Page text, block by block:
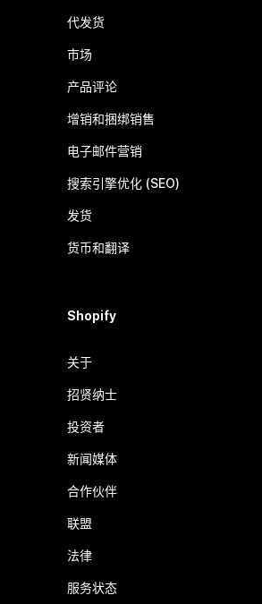
代发货
市场
产品评论
增销和捆绑销售
电子邮件营销
搜索引擎优化 (SEO)
发货
货币和翻译
Shopify
关于
招贤纳士
投资者
新闻媒体
合作伙伴
联盟
法律
服务状态